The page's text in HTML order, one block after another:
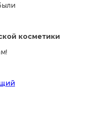
косметики